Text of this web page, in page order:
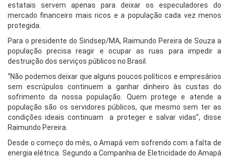
estatais servem apenas para deixar os especuladores do
mercado financeiro mais ricos e a população cada vez menos
protegida.
Para o presidente do Sindsep/MA, Raimundo Pereira de Souza a
população precisa reagir e ocupar as ruas para impedir a
destruição dos serviços públicos no Brasil.
“Não podemos deixar que alguns poucos políticos e empresários
sem escrúpulos continuem a ganhar dinheiro às custas do
sofrimento da nossa população. Quem protege e atende a
população são os servidores públicos, que mesmo sem ter as
condições ideais continuam a proteger e salvar vidas”, disse
Raimundo Pereira.
Desde o começo do mês, o Amapá vem sofrendo com a falta de
energia elétrica. Segundo a Companhia de Eletricidade do Amapá